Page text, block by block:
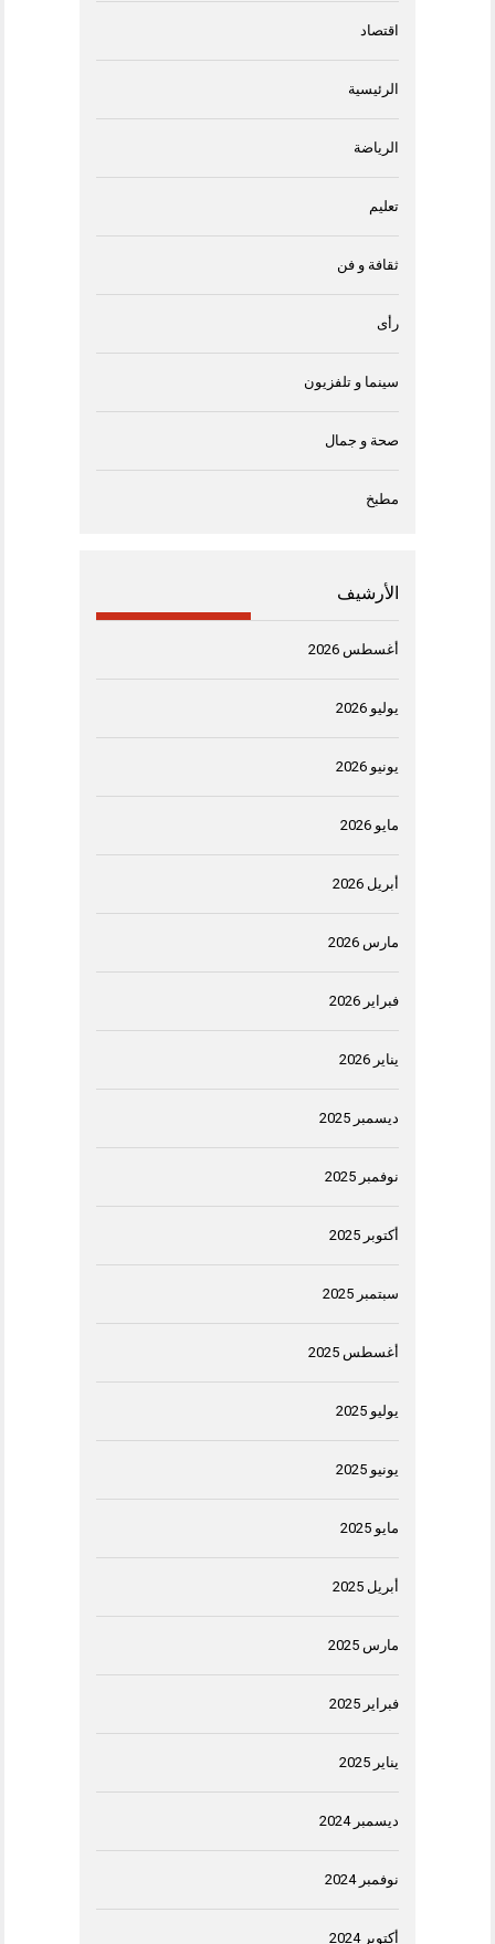
اقتصاد
الرئيسية
الرياضة
تعليم
ثقافة و فن
رأى
سينما و تلفزيون
صحة و جمال
مطبخ
الأرشيف
أغسطس 2026
يوليو 2026
يونيو 2026
مايو 2026
أبريل 2026
مارس 2026
فبراير 2026
يناير 2026
ديسمبر 2025
نوفمبر 2025
أكتوبر 2025
سبتمبر 2025
أغسطس 2025
يوليو 2025
يونيو 2025
مايو 2025
أبريل 2025
مارس 2025
فبراير 2025
يناير 2025
ديسمبر 2024
نوفمبر 2024
أكتوبر 2024